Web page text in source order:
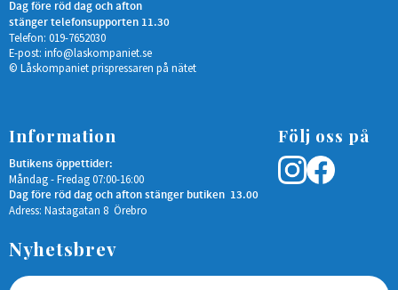
Dag före röd dag och afton
stänger telefonsupporten 11.30
Telefon: 019-7652030
E-post: info@laskompaniet.se
© Låskompaniet prispressaren på nätet
Information
Butikens öppettider:
Måndag - Fredag 07:00-16:00
Dag före röd dag och afton stänger butiken 13.00
Adress: Nastagatan 8 Örebro
Följ oss på
Nyhetsbrev